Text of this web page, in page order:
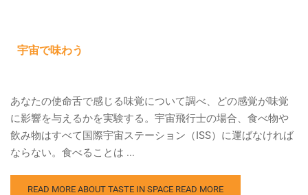
宇宙で味わう
あなたの使命舌で感じる味覚について調べ、どの感覚が味覚
に影響を与えるかを実験する。宇宙飛行士の場合、食べ物や
飲み物はすべて国際宇宙ステーション（ISS）に運ばなければ
ならない。食べることは ...
READ MORE ABOUT TASTE IN SPACE READ MORE